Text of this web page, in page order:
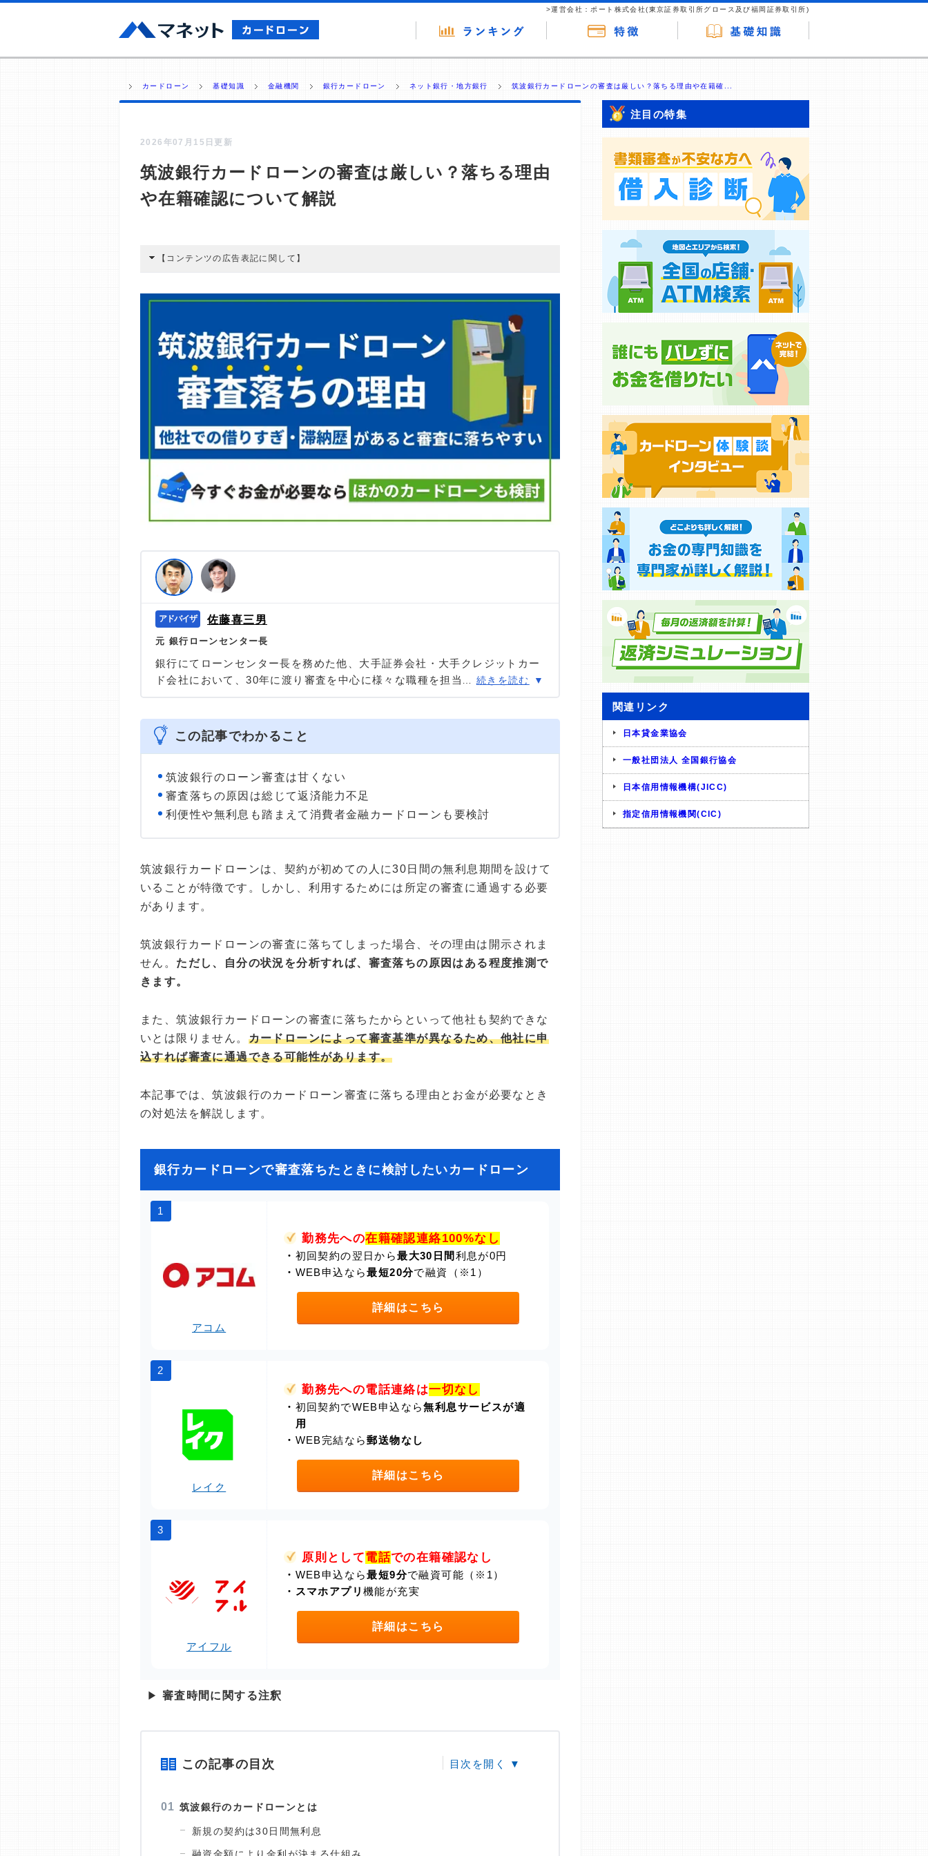
>運営会社：ポート株式会社(東京証券取引所グロース及び福岡証券取引所)
カードローン 基礎知識 金融機関 銀行カードローン ネット銀行・地方銀行 筑波銀行カードローンの審査は厳しい？落ちる理由や在籍確...
2026年07月15日更新
筑波銀行カードローンの審査は厳しい？落ちる理由
や在籍確認について解説
【コンテンツの広告表記に関して】
酬が支払われるという収益モデルです。 ただし、特定の商品を根拠なくPRするものではなく、当
>提携企業一覧
佐藤喜三男
元 銀行ローンセンター長
銀行にてローンセンター長を務めた他、大手証券会社・大手クレジットカー
ド会社において、30年に渡り審査を中心に様々な職種を担当。現在は「共生
＞＞公式ページ
… 続きを読む
この記事でわかること
筑波銀行のローン審査は甘くない
審査落ちの原因は総じて返済能力不足
利便性や無利息も踏まえて消費者金融カードローンも要検討
筑波銀行カードローンは、契約が初めての人に30日間の無利息期間を設けて
いることが特徴です。しかし、利用するためには所定の審査に通過する必要
があります。
筑波銀行カードローンの審査に落ちてしまった場合、その理由は開示されま
せん。 ただし、自分の状況を分析すれば、審査落ちの原因はある程度推測で
きます。
また、筑波銀行カードローンの審査に落ちたからといって他社も契約できな
いとは限りません。 カードローンによって審査基準が異なるため、他社に申
込すれば審査に通過できる可能性があります。
本記事では、筑波銀行のカードローン審査に落ちる理由とお金が必要なとき
の対処法を解説します。
銀行カードローンで審査落ちたときに検討したいカードローン
1
アコム
勤務先への在籍確認連絡100%なし
・ 初回契約の翌日から最大30日間 利息が0円
・ WEB申込なら最短20分で融資（※1）
詳細はこちら
2
レイク
勤務先への電話連絡は一切なし
・ 初回契約でWEB申込なら無利息サービスが適
用
・ WEB完結なら郵送物なし
詳細はこちら
3
アイフル
原則として電話での在籍確認なし
・ WEB申込なら最短9分で融資可能（※1）
・ スマホアプリ機能が充実
詳細はこちら
▶ 審査時間に関する注釈
この記事の目次
筑波銀行のカードローンとは
新規の契約は30日間無利息
融資金額により金利が決まる仕組み
注目の特集
関連リンク
日本貸金業協会
一般社団法人 全国銀行協会
日本信用情報機構(JICC)
指定信用情報機関(CIC)